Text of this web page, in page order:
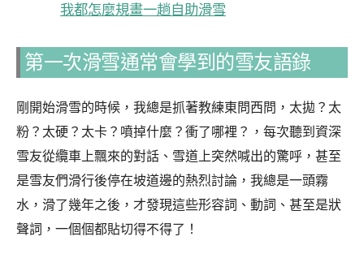
我都怎麼規畫一趟自助滑雪
第一次滑雪通常會學到的雪友語錄
剛開始滑雪的時候，我總是抓著教練東問西問，太拋？太
粉？太硬？太卡？噴掉什麼？衝了哪裡？，每次聽到資深
雪友從纜車上飄來的對話、雪道上突然喊出的驚呼，甚至
是雪友們滑行後停在坡道邊的熱烈討論，我總是一頭霧
水，滑了幾年之後，才發現這些形容詞、動詞、甚至是狀
聲詞，一個個都貼切得不得了！